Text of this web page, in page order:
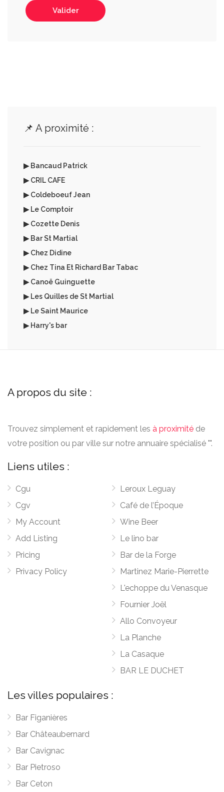
Valider
📌 A proximité :
▶ Bancaud Patrick
▶ CRIL CAFE
▶ Coldeboeuf Jean
▶ Le Comptoir
▶ Cozette Denis
▶ Bar St Martial
▶ Chez Didine
▶ Chez Tina Et Richard Bar Tabac
▶ Canoë Guinguette
▶ Les Quilles de St Martial
▶ Le Saint Maurice
▶ Harry's bar
A propos du site :
Trouvez simplement et rapidement les à proximité de
votre position ou par ville sur notre annuaire spécialisé "".
Liens utiles :
Cgu
Cgv
My Account
Add Listing
Pricing
Privacy Policy
Leroux Leguay
Café de l’Époque
Wine Beer
Le lino bar
Bar de la Forge
Martinez Marie-Pierrette
L'echoppe du Venasque
Fournier Joël
Allo Convoyeur
La Planche
La Casaque
BAR LE DUCHET
Les villes populaires :
Bar Figanières
Bar Châteaubernard
Bar Cavignac
Bar Pietroso
Bar Ceton